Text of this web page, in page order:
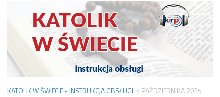
KATOLIK W ŚWIECIE - INSTRUKCJA OBSŁUGI 5 PAŹDZIERNIKA 2025